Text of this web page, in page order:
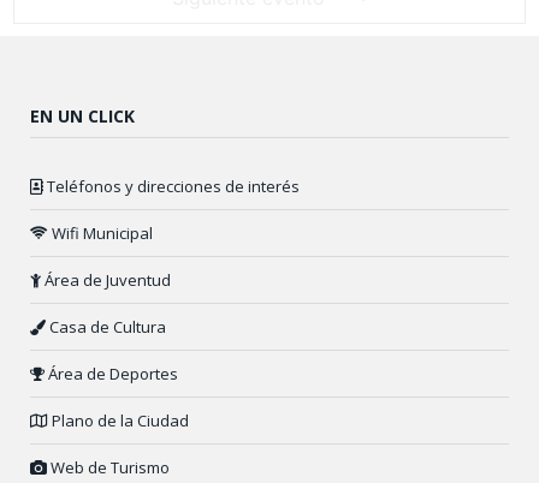
EN UN CLICK
Teléfonos y direcciones de interés
Wifi Municipal
Área de Juventud
Casa de Cultura
Área de Deportes
Plano de la Ciudad
Web de Turismo